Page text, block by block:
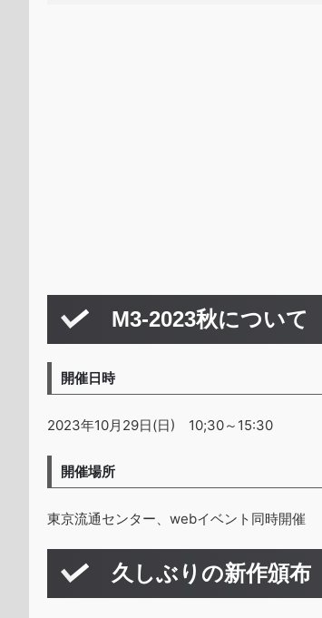
M3-2023秋について
開催日時
2023年10月29日(日) 10;30～15:30
開催場所
東京流通センター、webイベント同時開催
久しぶりの新作頒布